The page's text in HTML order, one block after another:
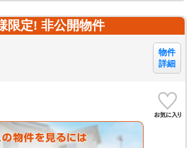
限定! 非公開物件
物件
詳細